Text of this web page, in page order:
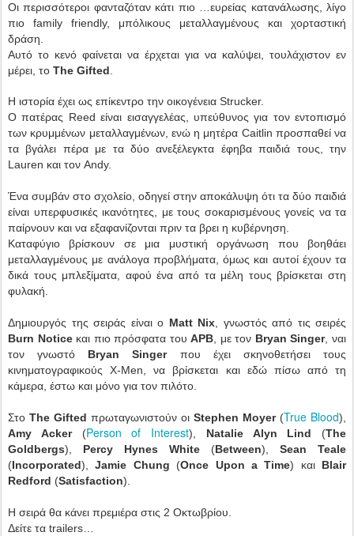
Οι περισσότεροι φανταζόταν κάτι πιο …ευρείας κατανάλωσης, λίγο
πιο family friendly, μπόλικους μεταλλαγμένους και χορταστική
δράση.
Αυτό το κενό φαίνεται να έρχεται για να καλύψει, τουλάχιστον εν
μέρει, το The Gifted
Η ιστορία έχει ως επίκεντρο την οικογένεια Strucker.
Ο πατέρας Reed είναι εισαγγελέας, υπεύθυνος για τον εντοπισμό
των κρυμμένων μεταλλαγμένων, ενώ η μητέρα Caitlin προσπαθεί να
τα βγάλει πέρα με τα δύο ανεξέλεγκτα έφηβα παιδιά τους, την
Lauren και τον Andy.
Ένα συμβάν στο σχολείο, οδηγεί στην αποκάλυψη ότι τα δύο παιδιά
είναι υπερφυσικές ικανότητες, με τους σοκαρισμένους γονείς να τα
παίρνουν και να εξαφανίζονται πριν τα βρει η κυβέρνηση.
Καταφύγιο βρίσκουν σε μια μυστική οργάνωση που βοηθάει
μεταλλαγμένους με ανάλογα προβλήματα, όμως και αυτοί έχουν τα
δικά τους μπλεξίματα, αφού ένα από τα μέλη τους βρίσκεται στη
φυλακή.
Δημιουργός της σειράς είναι ο Matt Nix , γνωστός από τις σειρές
Burn Noticeκαι πιο πρόσφατα τουAPB , με τον Bryan Singer, ναι
τον γνωστό Bryan Singer που έχει σκηνοθετήσει τους
κινηματογραφικούς X-Men, να βρίσκεται και εδώ πίσω από τη
κάμερα, έστω και μόνο για τον πιλότο.
Στο The Gifted πρωταγωνιστούν οι Stephen Moyer (True Blood),
Amy Acker(Person of Interest), Natalie Alyn Lind (The
Goldbergs), Percy Hynes White (Between), Sean Teale
(Incorporated),Jamie Chung (Once Upon a Time) και Blair
Redford (Satisfaction).
Η σειρά θα κάνει πρεμιέρα στις 2 Οκτωβρίου.
Δείτε τα trailers…